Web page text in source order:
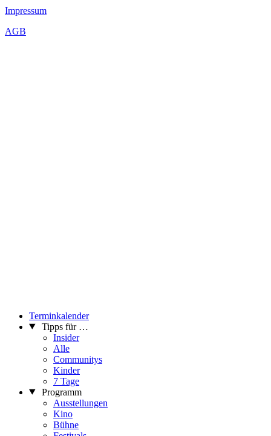
Impressum
AGB
Terminkalender
Tipps für …
Insider
Alle
Communitys
Kinder
7 Tage
Programm
Ausstellungen
Kino
Bühne